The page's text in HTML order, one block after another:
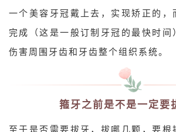
一个美容牙冠戴上去，实现矫正的，
完成（这是一般订制牙冠的最快时间
伤害周围牙齿和牙齿整个组织系统。
箍牙之前是不是一定要
至于是否需要拔牙，拔哪几颗，要根